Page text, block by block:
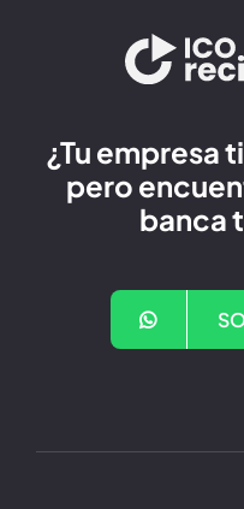
¿Tu empresa
pero
banca